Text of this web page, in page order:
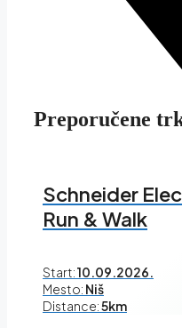
Preporučene
Schneider
Run & Walk
Start:10.09.2026.
Mesto: Niš
Distance:5km